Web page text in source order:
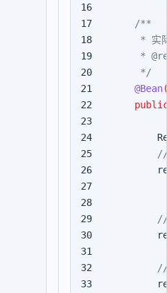
16
17
18
19
20
21
22
23
24
25
26
27
28
29
30
31
32
33
     */
@Bean